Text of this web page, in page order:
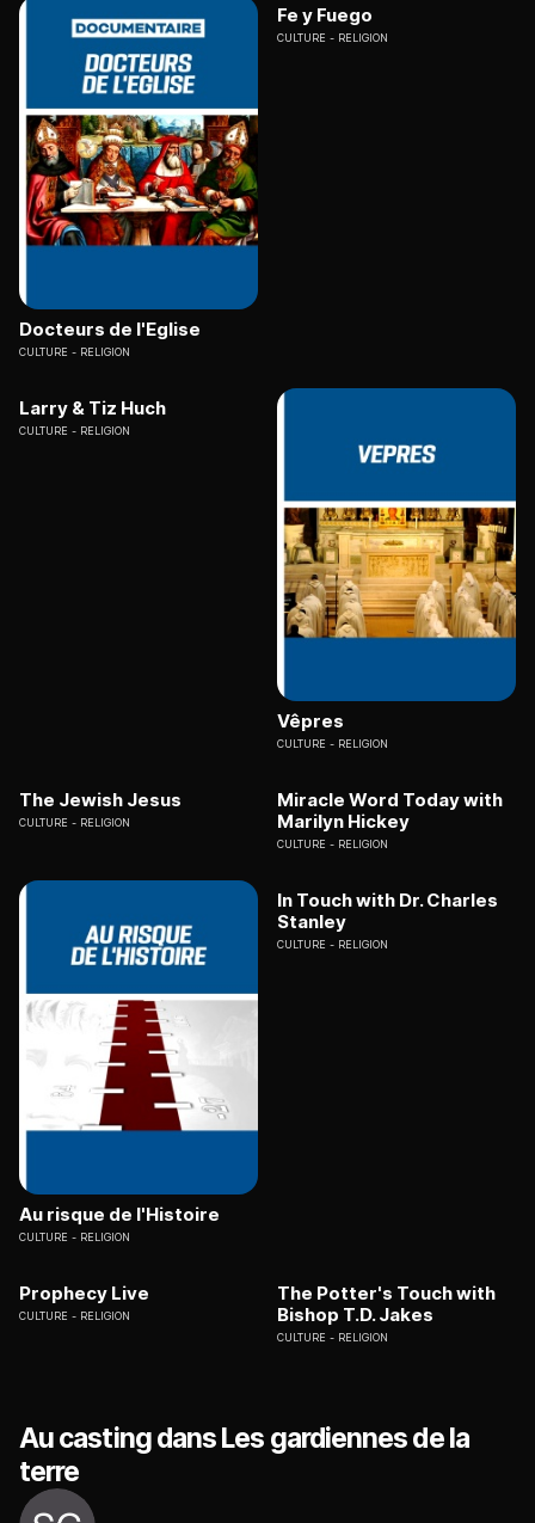
Docteurs de l'Eglise
CULTURE RELIGION
Fe y Fuego
CULTURE RELIGION
Larry & Tiz Huch
CULTURE RELIGION
Vêpres
CULTURE RELIGION
The Jewish Jesus
CULTURE RELIGION
Miracle Word Today with
Marilyn Hickey
CULTURE RELIGION
Au risque de l'Histoire
CULTURE RELIGION
In Touch with Dr. Charles
Stanley
CULTURE RELIGION
Prophecy Live
CULTURE RELIGION
The Potter's Touch with
Bishop T.D. Jakes
CULTURE RELIGION
Au casting dans Les gardiennes de la
terre